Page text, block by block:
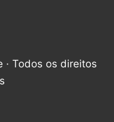
Todos os direitos